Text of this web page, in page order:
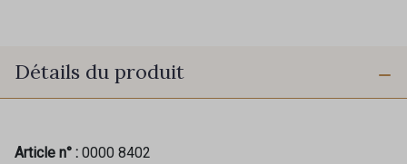
Détails du produit
Article n° : 0000 8402